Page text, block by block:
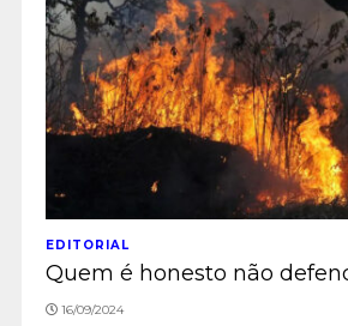
EDITORIAL
Quem é honesto não
16/09/2024